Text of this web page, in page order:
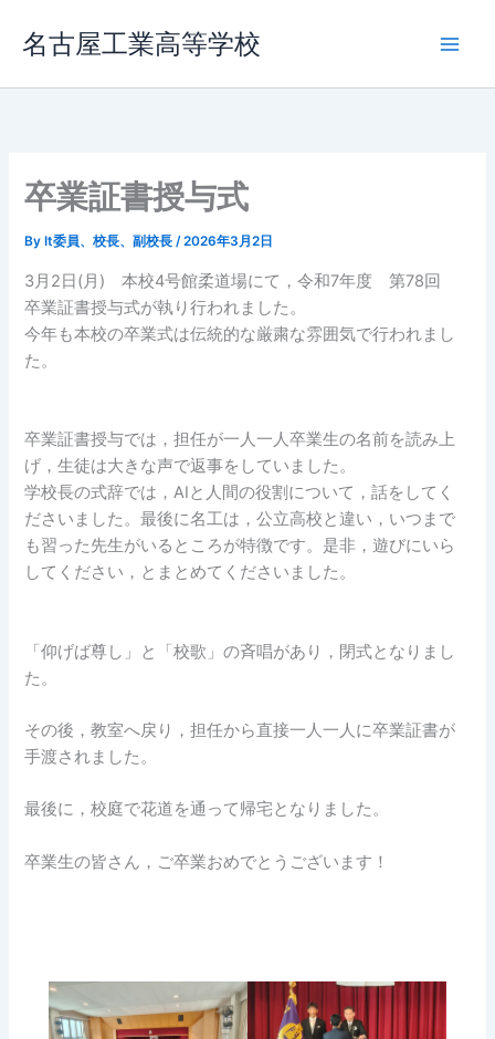
ス
名古屋工業高等学校
卒業証書授与式
By It委員、校長、副校長/2026年3月2日
3月2日(月) 本校4号館柔道場にて，令和7年度 第78回
卒業証書授与式が執り行われました。
今年も本校の卒業式は伝統的な厳粛な雰囲気で行われまし
た。
卒業証書授与では，担任が一人一人卒業生の名前を読み上
げ，生徒は大きな声で返事をしていました。
学校長の式辞では，AIと人間の役割について，話をしてく
ださいました。最後に名工は，公立高校と違い，いつまで
も習った先生がいるところが特徴です。是非，遊びにいら
してください，とまとめてくださいました。
「仰げば尊し」と「校歌」の斉唱があり，閉式となりまし
た。
その後，教室へ戻り，担任から直接一人一人に卒業証書が
手渡されました。
最後に，校庭で花道を通って帰宅となりました。
卒業生の皆さん，ご卒業おめでとうございます！